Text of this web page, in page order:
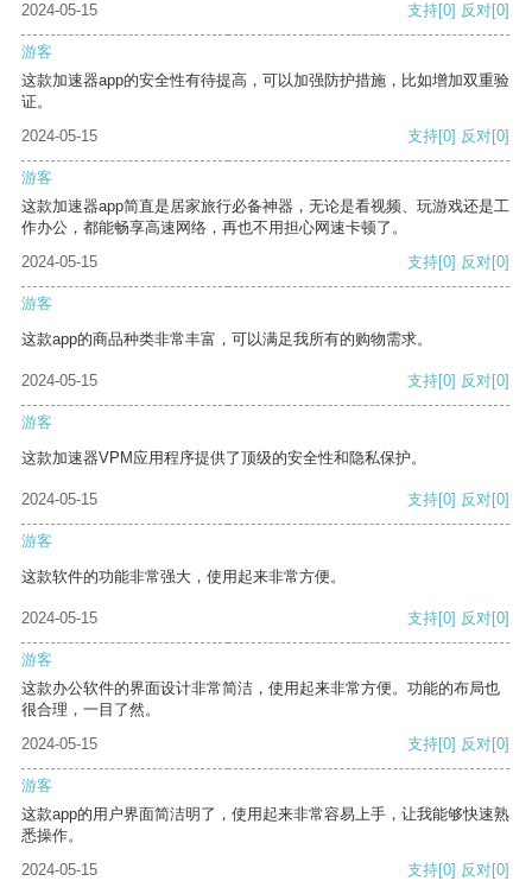
2024-05-15 支持[0] 反对[0]
游客
这款加速器app的安全性有待提高，可以加强防护措施，比如增加双重验
证。
2024-05-15
支持[0] 反对[0]
游客
这款加速器app简直是居家旅行必备神器，无论是看视频、玩游戏还是工
作办公，都能畅享高速网络，再也不用担心网速卡顿了。
2024-05-15
支持[0] 反对[0]
游客
这款app的商品种类非常丰富，可以满足我所有的购物需求。
2024-05-15 支持[0] 反对[0]
游客
这款加速器VPM应用程序提供了顶级的安全性和隐私保护。
2024-05-15 支持[0] 反对[0]
游客
这款软件的功能非常强大，使用起来非常方便。
2024-05-15 支持[0] 反对[0]
游客
这款办公软件的界面设计非常简洁，使用起来非常方便。功能的布局也
很合理，一目了然。
2024-05-15
支持[0] 反对[0]
游客
这款app的用户界面简洁明了，使用起来非常容易上手，让我能够快速熟
悉操作。
2024-05-15
支持[0] 反对[0]